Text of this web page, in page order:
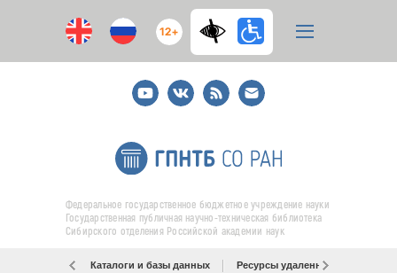
12+
YoutubeВКонтакте
RSS
E-
mail
подписка
Федеральное государственное бюджетное учреждение науки
Государственная публичная научно-техническая библиотека
Сибирского отделения Российской академии наук
Каталоги и базы данных Ресурсы удаленного доступа